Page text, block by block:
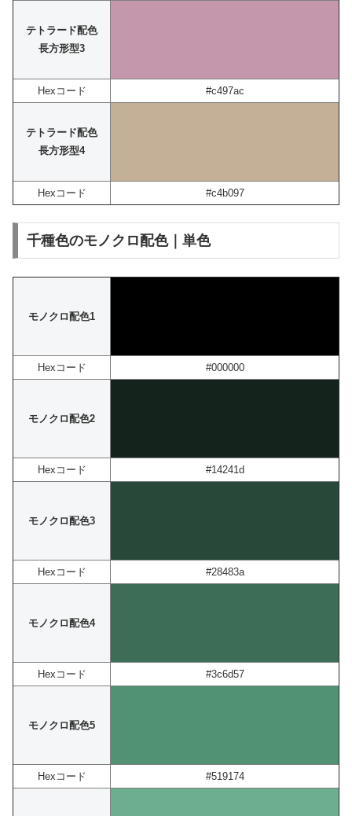
テトラード配色
長方形型3
Hexコード #c497ac
テトラード配色
長方形型4
Hexコード #c4b097
千種色のモノクロ配色｜単色
モノクロ配色1
Hexコード #000000
モノクロ配色2
Hexコード #14241d
モノクロ配色3
Hexコード #28483a
モノクロ配色4
Hexコード #3c6d57
モノクロ配色5
Hexコード #519174